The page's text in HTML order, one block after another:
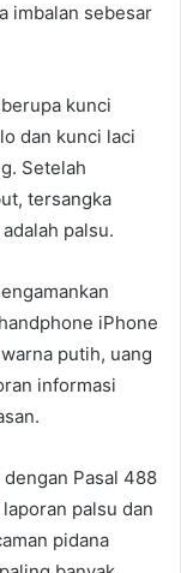
imbalan sebesar
kunci
dan kunci laci
Setelah
tersangka
palsu.
iPhone
putih, uang
informasi
Pasal 488
palsu dan
pidana